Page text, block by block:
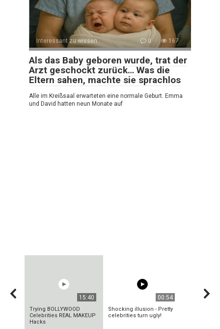
Interessant zu wissen 0 167
Als das Baby geboren wurde, trat der
Arzt geschockt zurück… Was die
Eltern sahen, machte sie sprachlos
Alle im Kreißsaal erwarteten eine normale Geburt. Emma
und David hatten neun Monate auf
15:40
Trying BOLLYWOOD
Celebrities REAL MAKEUP
Hacks
00:54
Shocking illusion - Pretty
celebrities turn ugly!